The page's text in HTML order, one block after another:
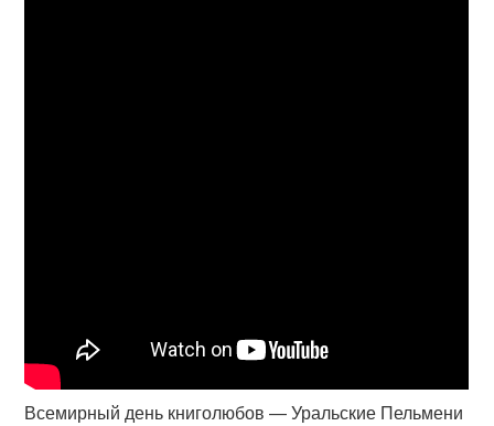
Всемирный день книголюбов — Уральские Пельмени